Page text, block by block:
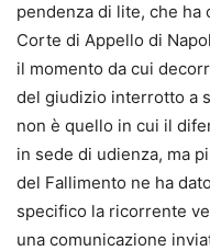
pendenza di lite, che ha
Corte di Appello di
il momento da cui
del giudizio interrotto a
non è quello in cui il
in sede di udienza, ma
del Fallimento ne ha
specifico la ricorrente
una comunicazione